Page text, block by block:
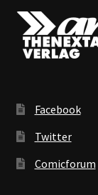
Facebook
Twitter
Comicforum